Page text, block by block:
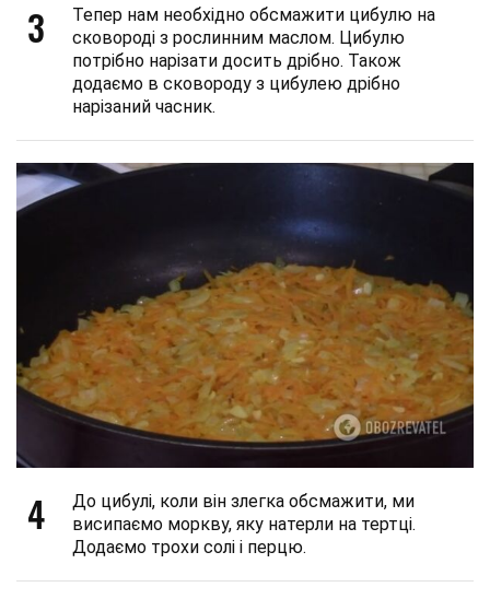
3
Тепер нам необхідно обсмажити цибулю на
сковороді з рослинним маслом. Цибулю
потрібно нарізати досить дрібно. Також
додаємо в сковороду з цибулею дрібно
нарізаний часник.
4
До цибулі, коли він злегка обсмажити, ми
висипаємо моркву, яку натерли на тертці.
Додаємо трохи солі і перцю.